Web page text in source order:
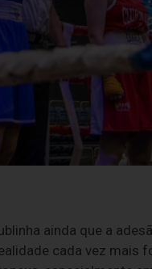
ainda que a
cada vez mais